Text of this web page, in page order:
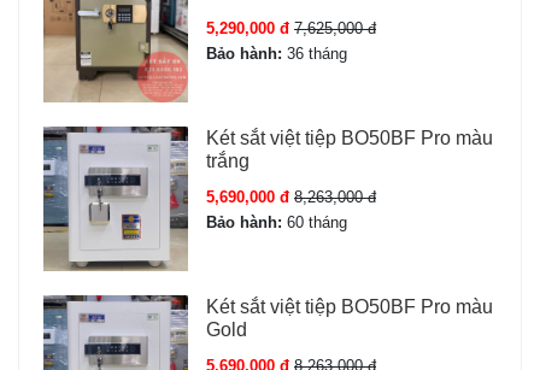
5,290,000 đ 7,625,000 đ
Bảo hành: 36 tháng
Két sắt việt tiệp BO50BF Pro màu
trắng
5,690,000 đ 8,263,000 đ
Bảo hành: 60 tháng
Két sắt việt tiệp BO50BF Pro màu
Gold
5,690,000 đ 8,263,000 đ